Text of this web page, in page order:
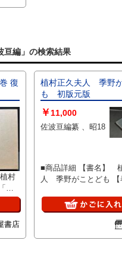
亘編」の検索結果
復
村
新
函
書店
植村正久夫人 季野
も 初版元版
￥ 11,000
佐波亘編纂 、昭18
■商品詳細 【書名】 植村正久夫
人 季野がことども
【成立】 昭18 ★ 教文館 ★
昭和51年の復刻版に非